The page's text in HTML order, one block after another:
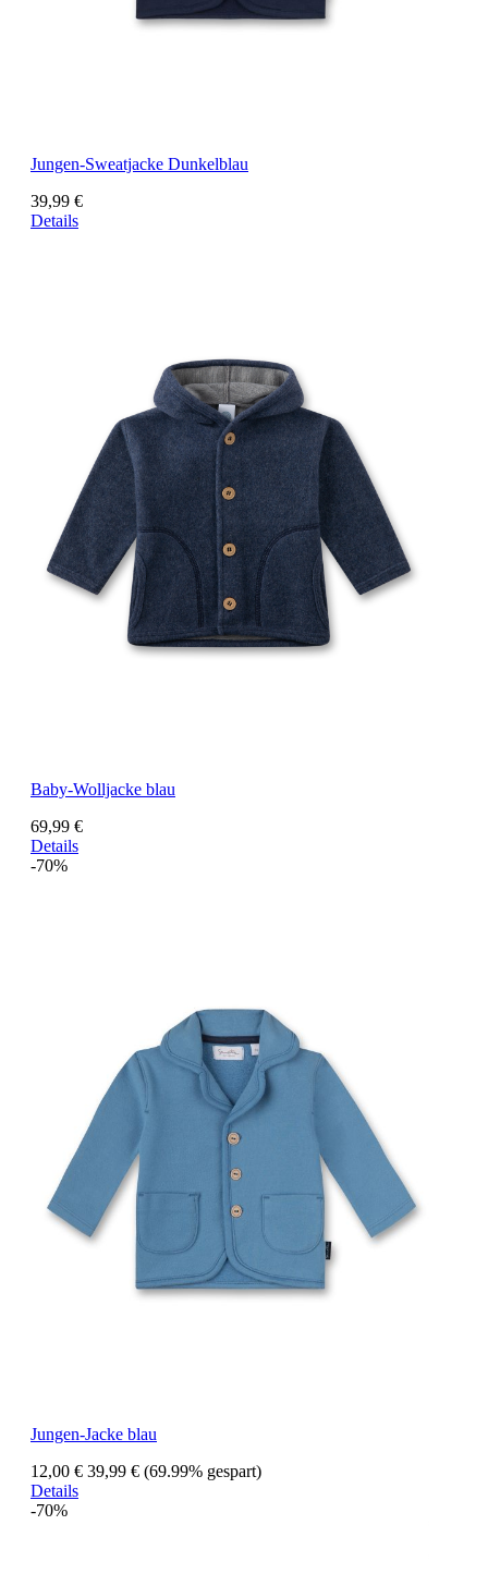
Jungen-Sweatjacke Dunkelblau
39,99 €
Details
Baby-Wolljacke blau
69,99 €
Details
-70%
Jungen-Jacke blau
12,00 € 39,99 € (69.99% gespart)
Details
-70%